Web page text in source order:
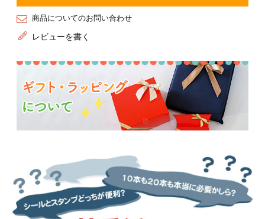
商品についてのお問い合わせ
レビューを書く